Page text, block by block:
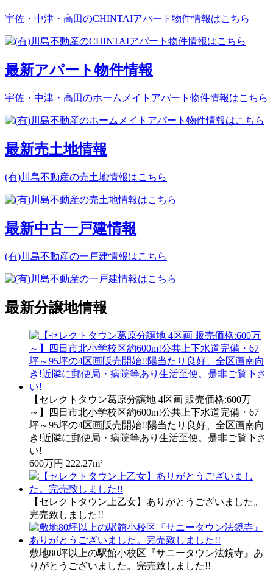
宇佐・中津・高田のCHINTAIアパート物件情報はこちら
最新アパート物件情報
宇佐・中津・高田のホームメイトアパート物件情報はこちら
最新売土地情報
(有)川島不動産の売土地情報はこちら
最新中古一戸建情報
(有)川島不動産の一戸建情報はこちら
最新分譲地情報
【セレクトタウン葛原分譲地 4区画 販売価格:600万
～】四日市北小学校区約600m!公共上下水道完備・67
坪～95坪の4区画販売開始!!陽当たり良好、全区画南向
き!近隣に郵便局・病院等あり生活至便。是非ご覧下さ
い!
600万円 222.27m²
【セレクトタウン上乙女】ありがとうございました。
完売致しました!!
敷地80坪以上の駅館小校区『サニータウン法鏡寺』あ
りがとうございました。完売致しました!!